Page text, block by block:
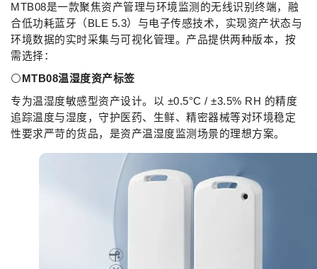
MTB08是一款聚焦资产管理与环境监测的无线识别终端，融
合低功耗蓝牙（BLE 5.3）与电子传感技术，实现资产状态与
环境数据的实时采集与可视化管理。产品提供两种版本，按
需选择：
⚪ MTB08温湿度资产标签
专为温湿度敏感型资产设计。以 ±0.5°C / ±3.5% RH 的精度
追踪温度与湿度，守护医药、生鲜、精密器械等对环境稳定
性要求严苛的货品，是资产温湿度监测场景的理想方案。